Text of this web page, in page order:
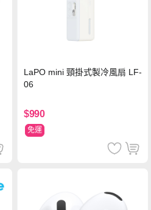
LaPO mini 頸掛式製冷風扇 LF-
06
$990
免運